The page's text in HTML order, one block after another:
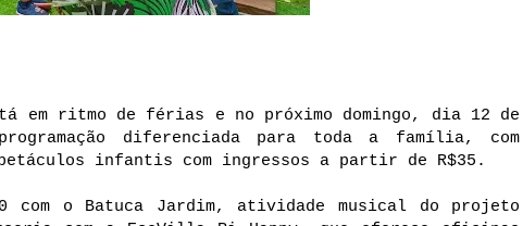
em ritmo de férias e no próximo domingo, dia 12 de
diferenciada para toda a família, com
infantis com ingressos a partir de R$35.
com o Batuca Jardim, atividade musical do projeto